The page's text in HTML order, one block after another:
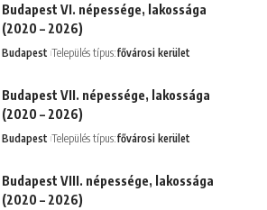
Budapest VI. népessége, lakossága
(2020 – 2026)
Budapest Település típus:fővárosi kerület
Budapest VII. népessége, lakossága
(2020 – 2026)
Budapest Település típus:fővárosi kerület
Budapest VIII. népessége, lakossága
(2020 – 2026)